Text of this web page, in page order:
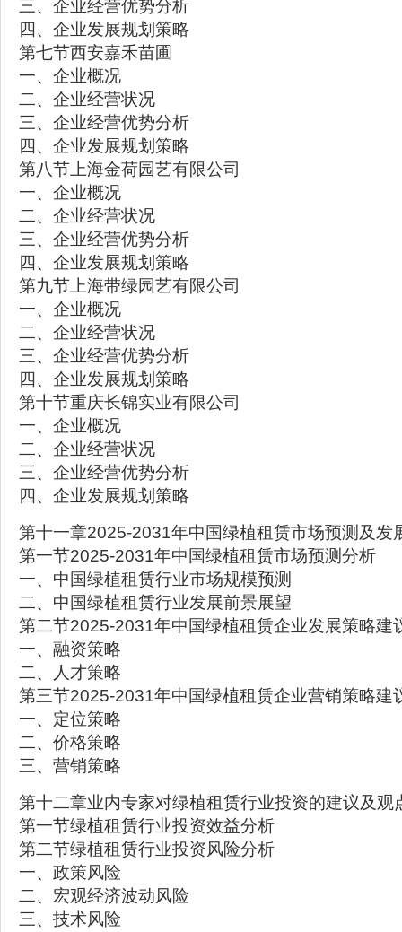
三、企业经营优势分析
四、企业发展规划策略
第七节西安嘉禾苗圃
一、企业概况
二、企业经营状况
三、企业经营优势分析
四、企业发展规划策略
第八节上海金荷园艺有限公司
一、企业概况
二、企业经营状况
三、企业经营优势分析
四、企业发展规划策略
第九节上海带绿园艺有限公司
一、企业概况
二、企业经营状况
三、企业经营优势分析
四、企业发展规划策略
第十节重庆长锦实业有限公司
一、企业概况
二、企业经营状况
三、企业经营优势分析
四、企业发展规划策略
第十一章2025-2031年中国绿植租赁市场预测及发
第一节2025-2031年中国绿植租赁市场预测分析
一、中国绿植租赁行业市场规模预测
二、中国绿植租赁行业发展前景展望
第二节2025-2031年中国绿植租赁企业发展策略建
一、融资策略
二、人才策略
第三节2025-2031年中国绿植租赁企业营销策略建
一、定位策略
二、价格策略
三、营销策略
第十二章业内专家对绿植租赁行业投资的建议及观
第一节绿植租赁行业投资效益分析
第二节绿植租赁行业投资风险分析
一、政策风险
二、宏观经济波动风险
三、技术风险